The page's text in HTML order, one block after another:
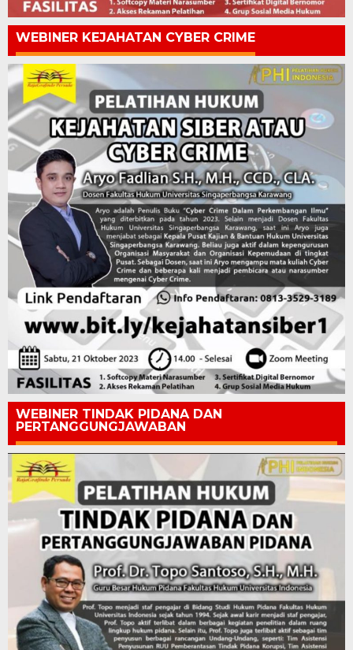
WEBINER KEJAHATAN CYBER CRIME
WEBINER TINDAK PIDANA DAN
PERTANGGUNGJAWABAN